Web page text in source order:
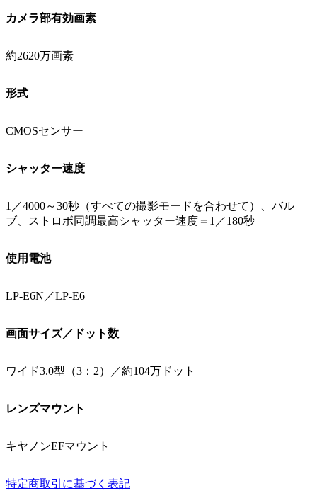
カメラ部有効画素
約2620万画素
形式
CMOSセンサー
シャッター速度
1／4000～30秒（すべての撮影モードを合わせて）、バル
ブ、ストロボ同調最高シャッター速度＝1／180秒
使用電池
LP-E6N／LP-E6
画面サイズ／ドット数
ワイド3.0型（3：2）／約104万ドット
レンズマウント
キヤノンEFマウント
特定商取引に基づく表記